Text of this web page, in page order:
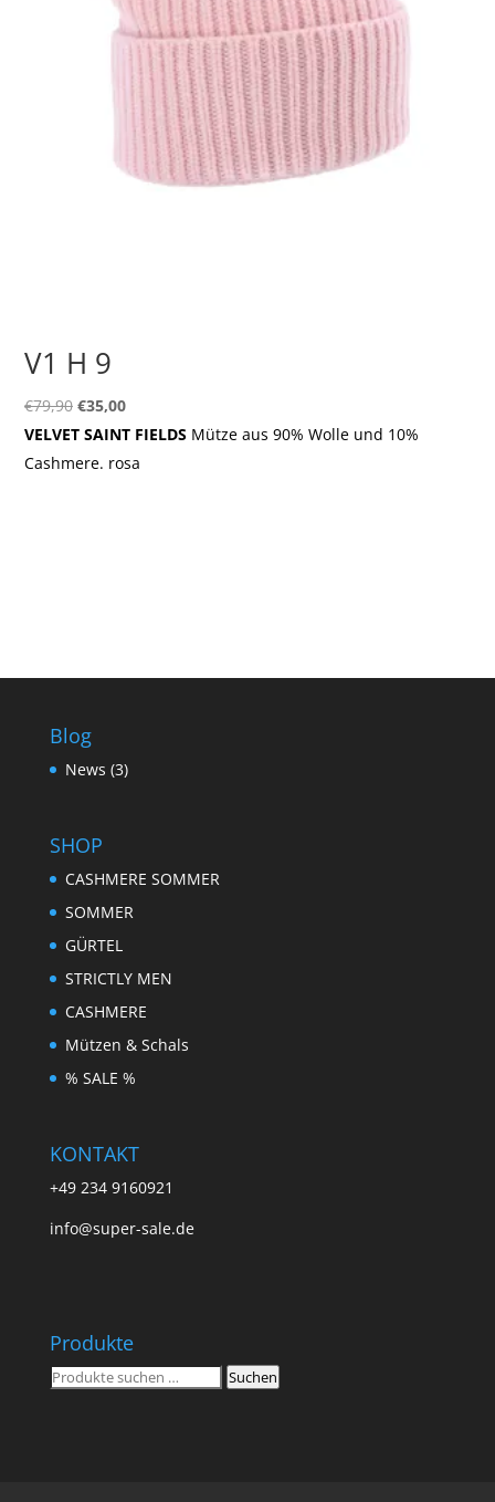
V1 H 9
€79,90 Ursprünglicher
Preis
war:
€35,00Aktueller
Preis
ist:
VELVET SAINT FIELDS Mütze aus 90% Wolle und 10%
Cashmere. rosa
Blog
News (3)
SHOP
CASHMERE SOMMER
SOMMER
GÜRTEL
STRICTLY MEN
CASHMERE
Mützen & Schals
% SALE %
KONTAKT
+49 234 9160921
info@super-sale.de
Produkte
Suchen
Suchen